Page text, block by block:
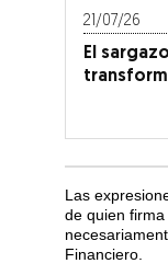
21/07/26
El
Las
de quien
Financiero.